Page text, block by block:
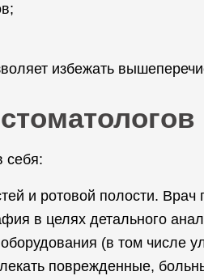
избежать
себя:
и ротовой полости.
в целях детального
(в том числе
поврежденные,